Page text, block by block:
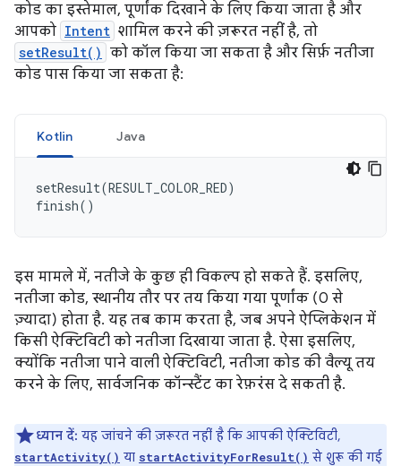
कोड का इस्तेमाल, पूर्णांक दिखाने के लिए किया जाता है और
आपको Intent शामिल करने की ज़रूरत नहीं है, तो
setResult() को कॉल किया जा सकता है और सिर्फ़ नतीजा
कोड पास किया जा सकता है:
Kotlin Java
setResult(RESULT_COLOR_RED)
finish()
इस मामले में, नतीजे के कुछ ही विकल्प हो सकते हैं. इसलिए,
नतीजा कोड, स्थानीय तौर पर तय किया गया पूर्णांक (0 से
ज़्यादा) होता है. यह तब काम करता है, जब अपने ऐप्लिकेशन में
किसी ऐक्टिविटी को नतीजा दिखाया जाता है. ऐसा इसलिए,
क्योंकि नतीजा पाने वाली ऐक्टिविटी, नतीजा कोड की वैल्यू तय
करने के लिए, सार्वजनिक कॉन्स्टैंट का रेफ़रंस दे सकती है.
ध्यान दें: यह जांचने की ज़रूरत नहीं है कि आपकी ऐक्टिविटी,
startActivity() या startActivityForResult() से शुरू की गई